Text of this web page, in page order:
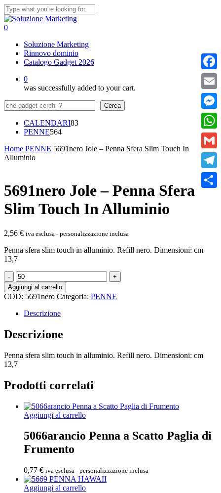
Skip
to
main
Close
Search
0
Soluzione Marketing
Rinnovo dominio
Catalogo Gadget 2026
0
was successfully added to your cart.
Cerca
Cerca
CALENDARI8383
PENNE564564
Home PENNE 5691nero Jole – Penna Sfera Slim Touch In
Alluminio
5691nero Jole – Penna Sfera
Slim Touch In Alluminio
2,56 € iva esclusa - personalizzazione inclusa
Penna sfera slim touch in alluminio. Refill nero. Dimensioni: cm
13,7
5691nero
Jole
-
Penna
Sfera
Slim
Touch
In
quantità
Aggiungi al carrello
COD: 5691nero Categoria: PENNE
Descrizione
Descrizione
Penna sfera slim touch in alluminio. Refill nero. Dimensioni: cm
13,7
Prodotti correlati
Aggiungi al carrello
5066arancio Penna a Scatto Paglia di
Frumento
0,77 € iva esclusa - personalizzazione inclusa
Aggiungi al carrello
Email
Gmail